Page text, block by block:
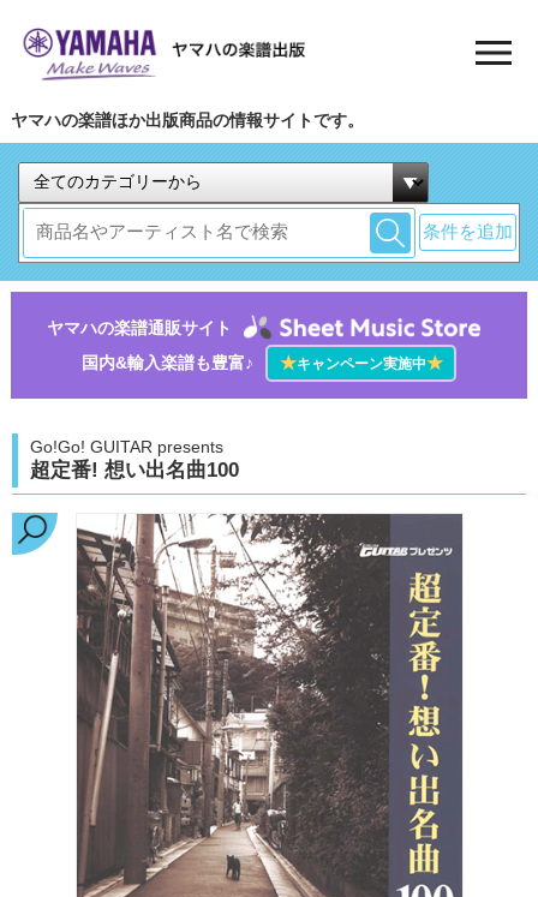
ヤマハの楽譜ほか出版商品の情報サイトです。
条件を追加
ヤマハの楽譜通販サイト
国内&輸入楽譜も豊富♪
★キャンペーン実施中★
Go!Go! GUITAR presents
超定番! 想い出名曲100